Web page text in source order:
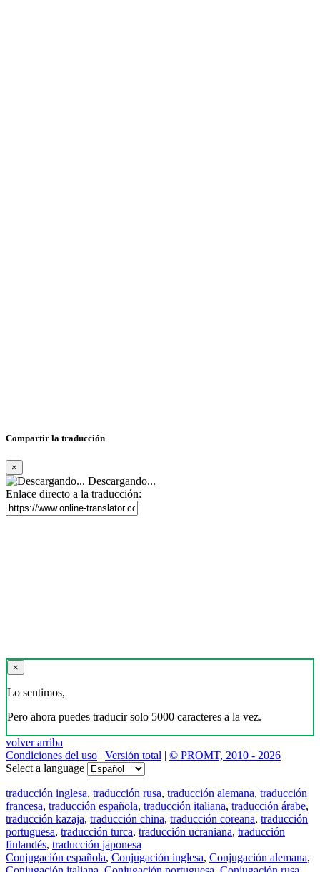
Compartir la traducción
×
Descargando...
Enlace directo a la traducción:
×
Lo sentimos,
Pero ahora puedes traducir solo 5000 caracteres a la vez.
volver arriba
Condiciones del uso | Versión total | © PROMT, 2010 - 2026
Select a language
traducción inglesa, traducción rusa, traducción alemana, traducción
francesa, traducción española, traducción italiana, traducción árabe,
traducción kazaja, traducción china, traducción coreana, traducción
portuguesa, traducción turca, traducción ucraniana, traducción
finlandés, traducción japonesa
Conjugación española, Conjugación inglesa, Conjugación alemana,